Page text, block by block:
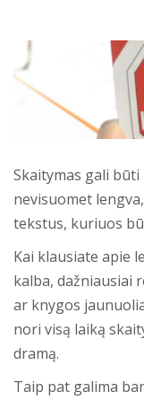
Skaitymas gali
nevisuomet
tekstus, kuriuos
Kai klausiate apie
kalba, dažniausiai
ar knygos
nori visą laiką
dramą.
Taip pat galima